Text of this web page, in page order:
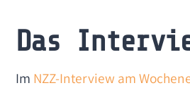
Das
Im NZZ-Interview am